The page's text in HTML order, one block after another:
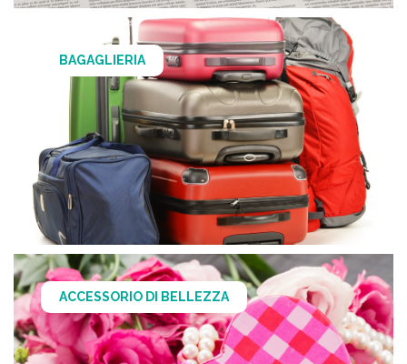
BAGAGLIERIA
ACCESSORIO DI BELLEZZA